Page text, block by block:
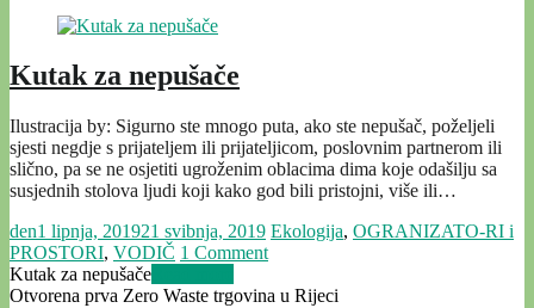
Kutak za nepušače
Ilustracija by: Sigurno ste mnogo puta, ako ste nepušač, poželjeli
sjesti negdje s prijateljem ili prijateljicom, poslovnim partnerom ili
slično, pa se ne osjetiti ugroženim oblacima dima koje odašilju sa
susjednih stolova ljudi koji kako god bili pristojni, više ili…
den1 lipnja, 201921 svibnja, 2019 Ekologija, OGRANIZATO-RI i
PROSTORI, VODIČ 1 Comment
Kutak za nepušače
Otvorena prva Zero Waste trgovina u Rijeci